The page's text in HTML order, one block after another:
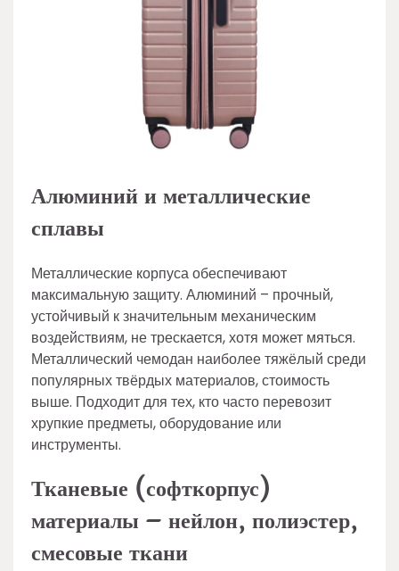
Алюминий и металлические
сплавы
Металлические корпуса обеспечивают
максимальную защиту. Алюминий – прочный,
устойчивый к значительным механическим
воздействиям, не трескается, хотя может мяться.
Металлический чемодан наиболее тяжёлый среди
популярных твёрдых материалов, стоимость
выше. Подходит для тех, кто часто перевозит
хрупкие предметы, оборудование или
инструменты.
Тканевые (софткорпус)
материалы – нейлон, полиэстер,
смесовые ткани